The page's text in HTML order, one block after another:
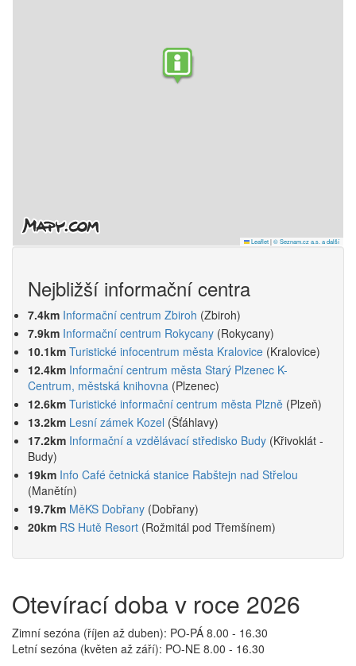
Leaflet|© Seznam.cz a.s. a další
Nejbližší informační centra
7.4km Informační centrum Zbiroh (Zbiroh)
7.9km Informační centrum Rokycany (Rokycany)
10.1km Turistické infocentrum města Kralovice (Kralovice)
12.4km Informační centrum města Starý Plzenec K-
Centrum, městská knihovna (Plzenec)
12.6km Turistické informační centrum města Plzně (Plzeň)
13.2km Lesní zámek Kozel (Šťáhlavy)
17.2km Informační a vzdělávací středisko Budy (Křivoklát -
Budy)
19km Info Café četnická stanice Rabštejn nad Střelou
(Manětín)
19.7km MěKS Dobřany (Dobřany)
20km RS Hutě Resort (Rožmitál pod Třemšínem)
Otevírací doba v roce 2026
Zimní sezóna (říjen až duben): PO-PÁ 8.00 - 16.30
Letní sezóna (květen až září): PO-NE 8.00 - 16.30